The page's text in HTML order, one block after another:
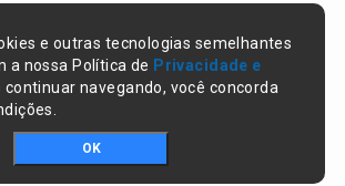
e outras tecnologias semelhantes
a nossa Política de Privacidade e
continuar navegando, você concorda
OK